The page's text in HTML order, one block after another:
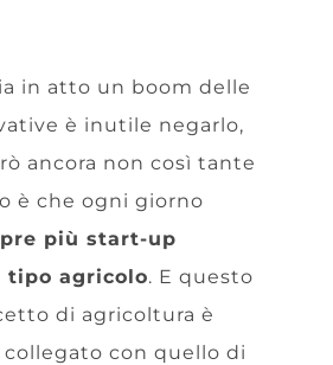
in atto un boom delle
è inutile negarlo,
ancora non così tante
è che ogni giorno
più start-up
tipo agricolo. E questo
di agricoltura è
con quello di